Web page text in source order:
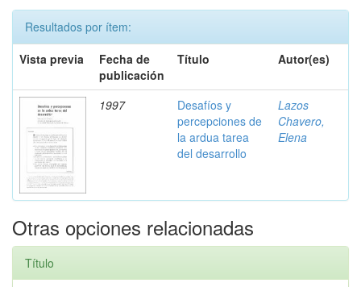
Resultados por ítem:
Vista previa
Fecha de
publicación
Título Autor(es)
1997
Desafíos y
percepciones de
la ardua tarea
del desarrollo
Lazos
Chavero,
Elena
Otras opciones relacionadas
Título